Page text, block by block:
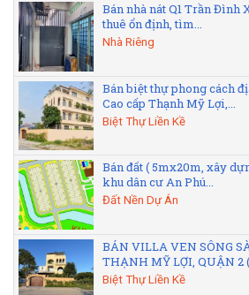
Bán nhà nát Q1 Trần Đình
thuê ổn định, tìm...
Nhà Riêng
Bán biệt thự phong cách
Cao cấp Thạnh Mỹ Lợi,...
Biệt Thự Liền Kề
Bán đất ( 5mx20m, xây
khu dân cư An Phú...
Đất Nền Dự Án
BÁN VILLA VEN SÔNG
THẠNH MỸ LỢI, QUẬN 2
Biệt Thự Liền Kề